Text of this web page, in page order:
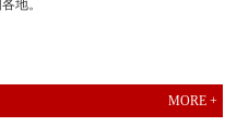
地。
MORE +